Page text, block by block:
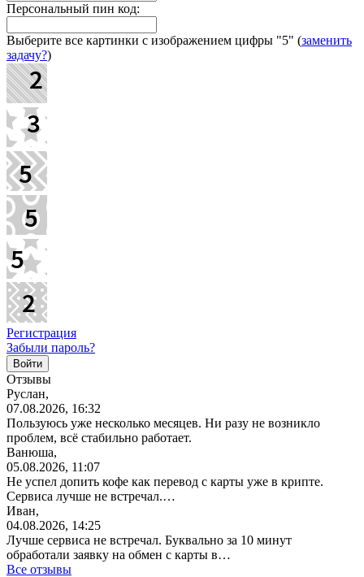
Персональный пин код:
Выберите все картинки с изображением цифры "5" (заменить
задачу?)
Регистрация
Забыли пароль?
Отзывы
Руслан,
07.08.2026, 16:32
Пользуюсь уже несколько месяцев. Ни разу не возникло
проблем, всё стабильно работает.
Ванюша,
05.08.2026, 11:07
Не успел допить кофе как перевод с карты уже в крипте.
Сервиса лучше не встречал.…
Иван,
04.08.2026, 14:25
Лучше сервиса не встречал. Буквально за 10 минут
обработали заявку на обмен с карты в…
Все отзывы